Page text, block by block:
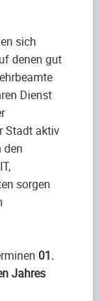
sich
denen gut
Dienst
Stadt aktiv
den
sorgen
01.
Jahres